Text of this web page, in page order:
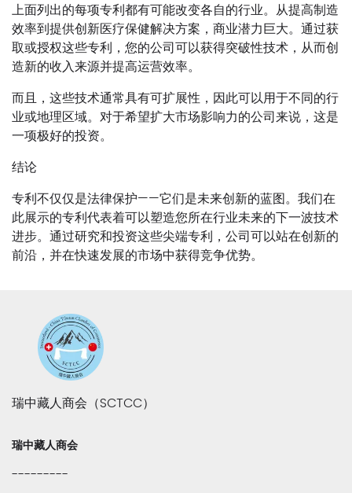
上面列出的每项专利都有可能改变各自的行业。从提高制造
效率到提供创新医疗保健解决方案，商业潜力巨大。通过获
取或授权这些专利，您的公司可以获得突破性技术，从而创
造新的收入来源并提高运营效率。
而且，这些技术通常具有可扩展性，因此可以用于不同的行
业或地理区域。对于希望扩大市场影响力的公司来说，这是
一项极好的投资。
结论
专利不仅仅是法律保护——它们是未来创新的蓝图。我们在
此展示的专利代表着可以塑造您所在行业未来的下一波技术
进步。通过研究和投资这些尖端专利，公司可以站在创新的
前沿，并在快速发展的市场中获得竞争优势。
瑞中藏人商会（SCTCC）
瑞中藏人商会
---------